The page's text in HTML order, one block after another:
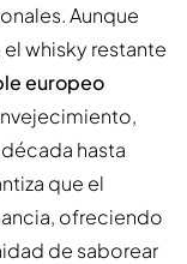
Aunque
whisky restante
europeo
hasta
que el
ofreciendo
de saborear